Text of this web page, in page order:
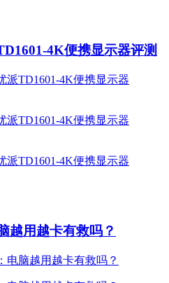
4K便携显示器评测
越用越卡有救吗？